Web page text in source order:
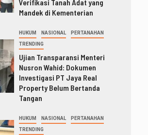
Verifikasi Tanah Adat yang
Mandek di Kementerian
HUKUM NASIONAL PERTANAHAN
TRENDING
Ujian Transparansi Menteri
Nusron Wahid: Dokumen
Investigasi PT Jaya Real
Property Belum Bertanda
Tangan
HUKUM NASIONAL PERTANAHAN
TRENDING